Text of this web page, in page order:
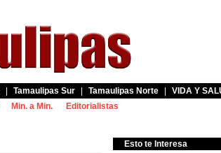
Tamaulipas Sur Tamaulipas Norte VIDA Y
Min. a Min. Editorialistas
Esto te Interesa